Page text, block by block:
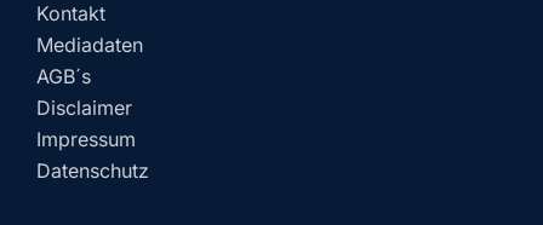
Kontakt
Mediadaten
AGB´s
Disclaimer
Impressum
Datenschutz